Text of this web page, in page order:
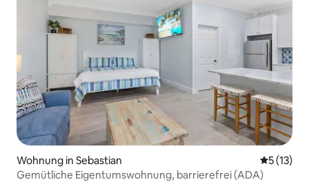
Wohnung in Sebastian
5 (13)
Gemütliche Eigentumswohnung, barrierefrei (ADA)